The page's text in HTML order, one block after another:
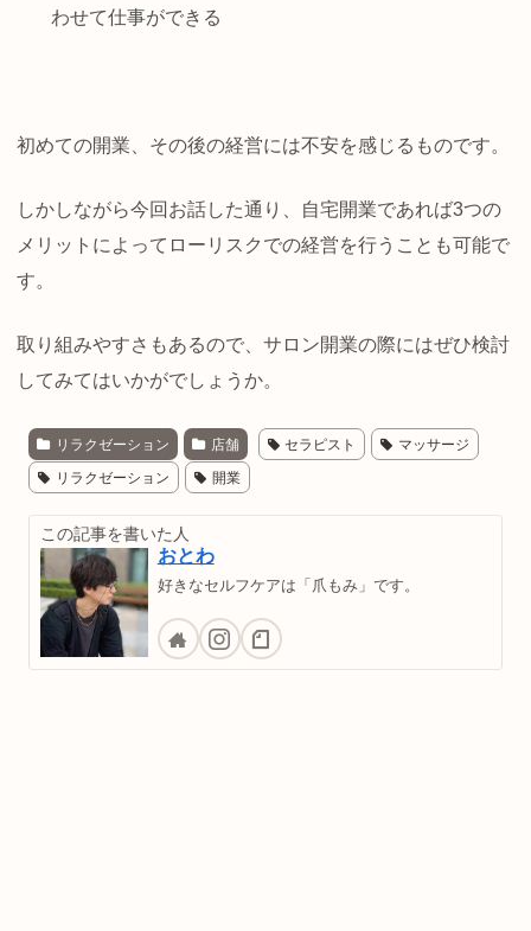
わせて仕事ができる
初めての開業、その後の経営には不安を感じるものです。
しかしながら今回お話した通り、自宅開業であれば3つの
メリットによってローリスクでの経営を行うことも可能で
す。
取り組みやすさもあるので、サロン開業の際にはぜひ検討
してみてはいかがでしょうか。
リラクゼーション 店舗 セラピスト マッサージ
リラクゼーション 開業
この記事を書いた人
おとわ
好きなセルフケアは「爪もみ」です。